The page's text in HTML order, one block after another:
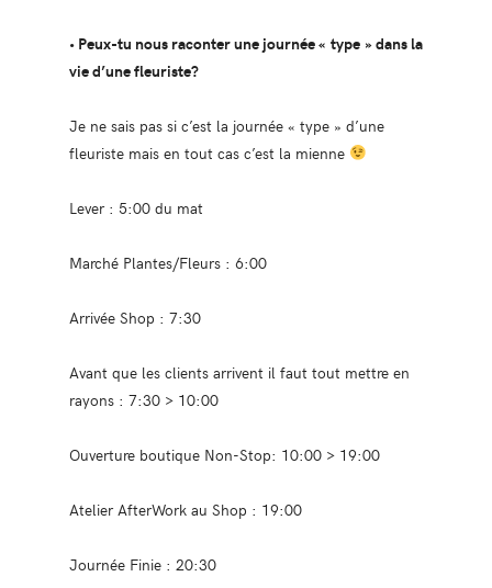
• Peux-tu nous raconter une journée « type » dans la
vie d’une fleuriste?
Je ne sais pas si c’est la journée « type » d’une
fleuriste mais en tout cas c’est la mienne
Lever : 5:00 du mat
Marché Plantes/Fleurs : 6:00
Arrivée Shop : 7:30
Avant que les clients arrivent il faut tout mettre en
rayons : 7:30 > 10:00
Ouverture boutique Non-Stop: 10:00 > 19:00
Atelier AfterWork au Shop : 19:00
Journée Finie : 20:30